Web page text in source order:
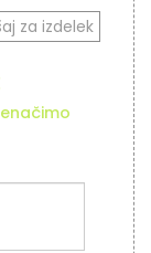
za izdelek